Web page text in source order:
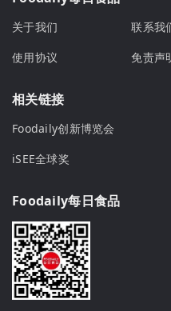
关于我们 联系我
使用协议
免责声
相关链接
Foodaily创新博览会
iSEE全球奖
Foodaily每日食品